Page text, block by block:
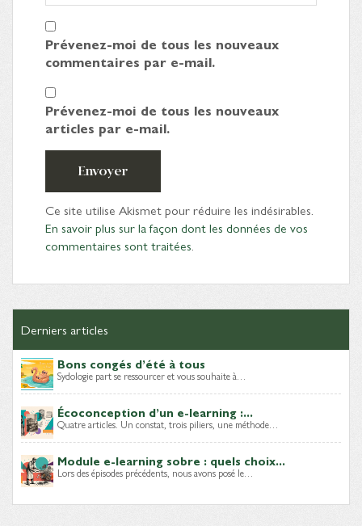
Prévenez-moi de tous les nouveaux
commentaires par e-mail.
Prévenez-moi de tous les nouveaux
articles par e-mail.
Envoyer
Ce site utilise Akismet pour réduire les indésirables.
En savoir plus sur la façon dont les données de vos
commentaires sont traitées.
Derniers articles
Bons congés d’été à tous
Sydologie part se ressourcer et vous souhaite à…
Écoconception d’un e-learning :...
Quatre articles. Un constat, trois piliers, une méthode…
Module e-learning sobre : quels choix...
Lors des épisodes précédents, nous avons posé le…